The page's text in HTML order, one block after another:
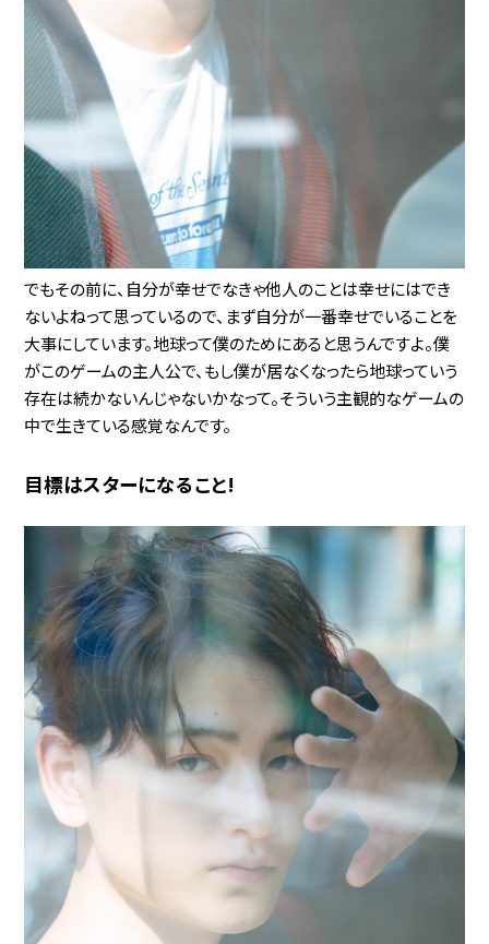
でもその前に、自分が幸せでなきゃ他人のことは幸せにはでき
ないよねって思っているので、まず自分が一番幸せでいることを
大事にしています。地球って僕のためにあると思うんですよ。僕
がこのゲームの主人公で、もし僕が居なくなったら地球っていう
存在は続かないんじゃないかなって。そういう主観的なゲームの
中で生きている感覚なんです。
目標はスターになること!